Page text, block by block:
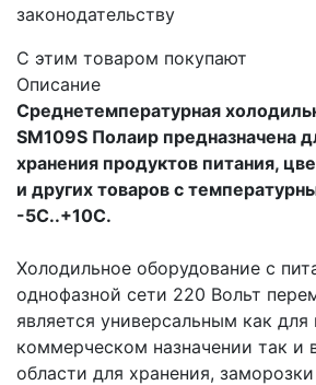
законодательству
C этим товаром покупают
Описание
Среднетемпературная
SM109S Полаир предназначена
хранения продуктов питания,
и других товаров с
-5С..+10С.
Холодильное оборудование с
однофазной сети 220 Вольт
является универсальным как
коммерческом назначении так и
области для хранения,